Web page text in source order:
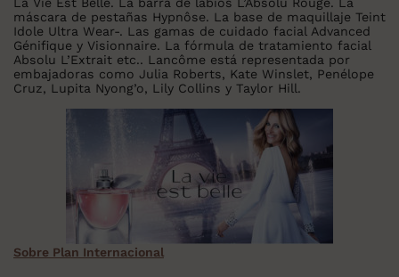
La Vie Est Belle. La barra de labios L’Absolu Rouge. La
máscara de pestañas Hypnôse. La base de maquillaje Teint
Idole Ultra Wear-. Las gamas de cuidado facial Advanced
Génifique y Visionnaire. La fórmula de tratamiento facial
Absolu L’Extrait etc.. Lancôme está representada por
embajadoras como Julia Roberts, Kate Winslet, Penélope
Cruz, Lupita Nyong’o, Lily Collins y Taylor Hill.
Sobre Plan Internacional